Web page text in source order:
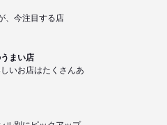
、今注目する店
まい店
いお店はたくさんあ